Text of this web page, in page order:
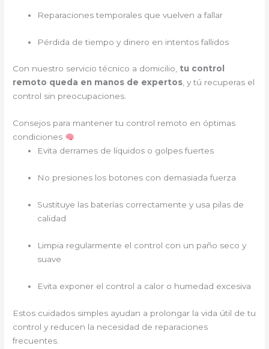
Reparaciones temporales que vuelven a fallar
Pérdida de tiempo y dinero en intentos fallidos
Con nuestro servicio técnico a domicilio, tu control
remoto queda en manos de expertos, y tú recuperas el
control sin preocupaciones.
Consejos para mantener tu control remoto en óptimas
condiciones
Evita derrames de líquidos o golpes fuertes
No presiones los botones con demasiada fuerza
Sustituye las baterías correctamente y usa pilas de
calidad
Limpia regularmente el control con un paño seco y
suave
Evita exponer el control a calor o humedad excesiva
Estos cuidados simples ayudan a prolongar la vida útil de tu
control y reducen la necesidad de reparaciones
frecuentes.